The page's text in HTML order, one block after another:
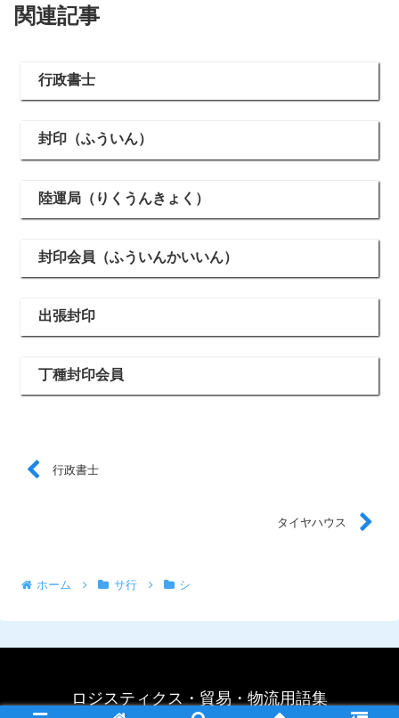
関連記事
行政書士
封印（ふういん）
陸運局（りくうんきょく）
封印会員（ふういんかいいん）
出張封印
丁種封印会員
行政書士
タイヤハウス
ホーム サ行 シ
ロジスティクス・貿易・物流用語集